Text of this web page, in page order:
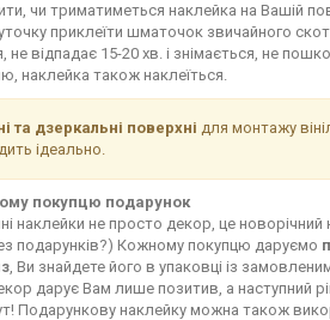
чи триматиметься наклейка на Вашій
приклеїти шматочок звичайного
не відпадає 15-20 хв. і знімається, не
наклейка також наклеїться.
та дзеркальні поверхні для монтажу
ідеально.
покупцю подарунок
наклейки не просто декор, це новорічний
подарунків?) Кожному покупцю даруємо
, Ви знайдете його в упаковці із
дарує Вам лише позитив, а наступний
Подарункову наклейку можна також